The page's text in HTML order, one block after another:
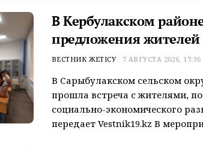
В Кербулакском
предложения жителей
ВЕСТНИК ЖЕТІСУ 7 АВГУСТА 2026, 17:36
В Сарыбулакском сельском
прошла встреча с жителями,
социально-экономического
передает Vestnik19.kz В